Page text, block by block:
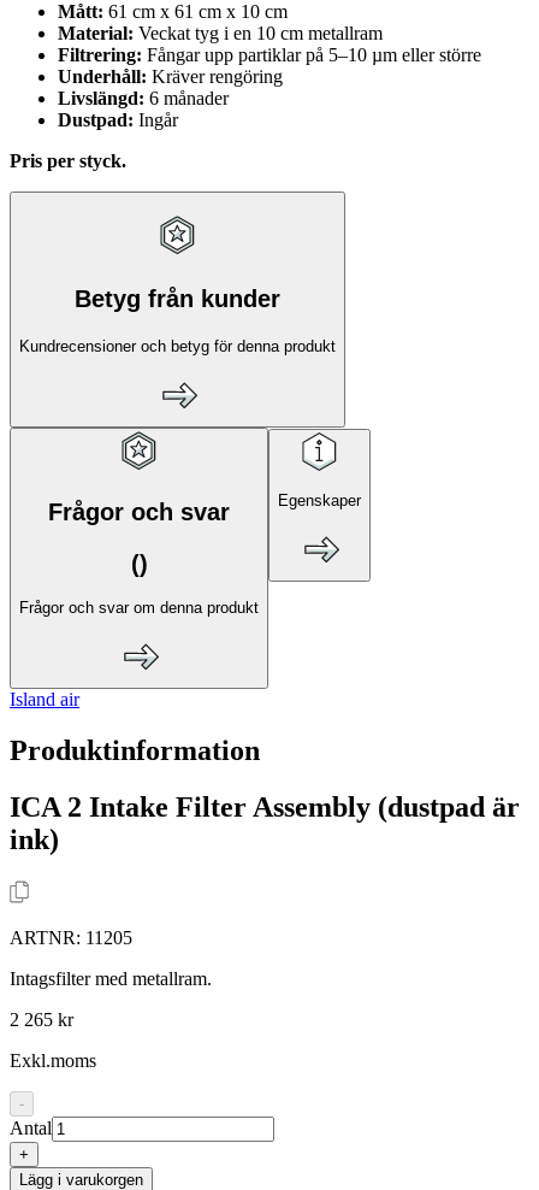
Mått: 61 cm x 61 cm x 10 cm
Material: Veckat tyg i en 10 cm metallram
Filtrering: Fångar upp partiklar på 5–10 µm eller större
Underhåll: Kräver rengöring
Livslängd: 6 månader
Dustpad: Ingår
Pris per styck.
Betyg från kunder
Kundrecensioner och betyg för denna produkt
Frågor och svar
()
Frågor och svar om denna produkt
Egenskaper
Island air
Produktinformation
ICA 2 Intake Filter Assembly (dustpad är
ink)
ARTNR: 11205
Intagsfilter med metallram.
2 265 kr
Exkl.moms
-
Antal
+
Lägg i varukorgen